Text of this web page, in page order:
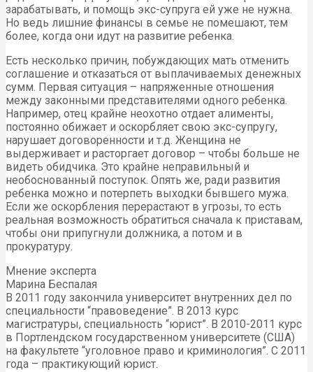
зарабатывать, и помощь экс-супруга ей уже не нужна.
Но ведь лишние финансы в семье не помешают, тем
более, когда они идут на развитие ребенка.
Есть несколько причин, побуждающих мать отменить
соглашение и отказаться от выплачиваемых денежных
сумм. Первая ситуация – напряженные отношения
между законными представителями одного ребенка.
Например, отец крайне неохотно отдает алименты,
постоянно обижает и оскорбляет свою экс-супругу,
нарушает договоренности и т.д. Женщина не
выдерживает и расторгает договор – чтобы больше не
видеть обидчика. Это крайне неправильный и
необоснованный поступок. Опять же, ради развития
ребенка можно и потерпеть выходки бывшего мужа.
Если же оскорбления перерастают в угрозы, то есть
реальная возможность обратиться сначала к приставам,
чтобы они припугнули должника, а потом и в
прокуратуру.
Мнение эксперта
Марина Беспалая
В 2011 году закончила университет внутренних дел по
специальности “правоведение”. В 2013 курс
магистратуры, специальность “юрист”. В 2010-2011 курс
в Портлендском государственном университете (США)
на факультете “уголовное право и криминология”. С 2011
года – практикующий юрист.